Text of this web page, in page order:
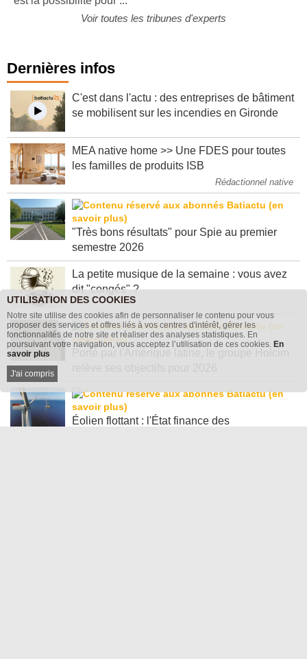
Dernières infos
C'est dans l'actu : des entreprises de bâtiment
MEA native home >> Une FDES pour toutes
Rédactionnel native
"Très bons résultats" pour Spie au premier
La petite musique de la semaine : vous avez
dit "congés" ?
UTILISATION DES COOKIES
Notre site utilise des cookies afin de personnaliser le contenu pour vous
proposer des services et offres liés à vos centres d'intérêt, gérer les
fonctionnalités de notre site et réaliser des analyses statistiques. En
poursuivant votre navigation, vous acceptez l’utilisation de ces cookies. En
savoir plus
J'ai compris